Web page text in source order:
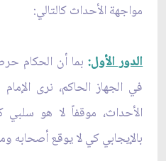
مواجهة الأحداث كالتالي:
الدور الأول:بما أن الحكام
في الجهاز الحاكم، نرى
الأحداث، موقفاً لا هو سلبي
بالإيجابي كي لا يوقع أصحابه